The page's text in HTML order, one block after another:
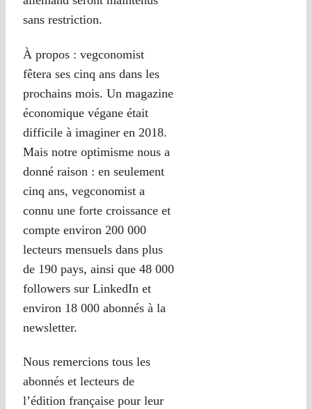
sans restriction.
À propos : vegconomist
fêtera ses cinq ans dans les
prochains mois. Un magazine
économique végane était
difficile à imaginer en 2018.
Mais notre optimisme nous a
donné raison : en seulement
cinq ans, vegconomist a
connu une forte croissance et
compte environ 200 000
lecteurs mensuels dans plus
de 190 pays, ainsi que 48 000
followers sur LinkedIn et
environ 18 000 abonnés à la
newsletter.
Nous remercions tous les
abonnés et lecteurs de
l’édition française pour leur